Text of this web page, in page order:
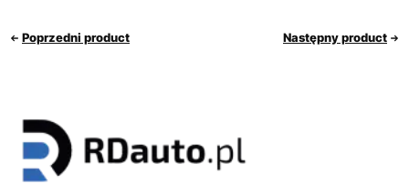
Poprzedni product Następny product